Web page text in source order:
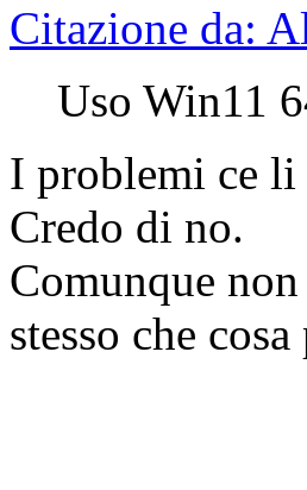
Citazione da:
Uso Win11
I problemi ce li
Credo di no.
Comunque
stesso che